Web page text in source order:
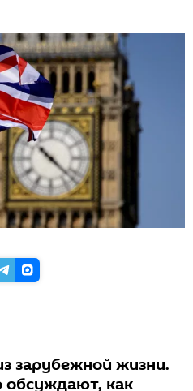
зарубежной жизни.
как